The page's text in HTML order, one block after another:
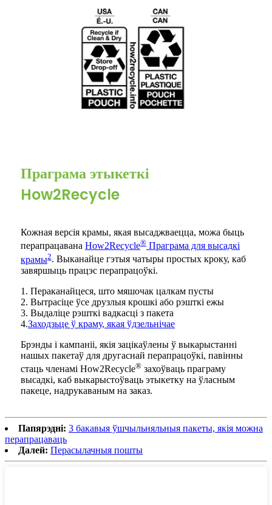
Праграма этыкеткі
How2Recycle
Кожная версія крамы, якая высаджваецца, можа быць
перапрацавана How2Recycle® Праграма для высадкі
крамы2. Выканайце гэтыя чатыры простых кроку, каб
завяршыць працэс перапрацоўкі.
1. Пераканайцеся, што мяшочак цалкам пусты
2. Вытрасіце ўсе друзлыя крошкі або рэшткі ежы
3. Выдаліце ​​рэшткі вадкасці з пакета
4.Заходзьце ў краму, якая ўдзельнічае
Брэнды і кампаніі, якія зацікаўлены ў выкарыстанні
нашых пакетаў для другаснай перапрацоўкі, павінны
стаць членамі How2Recycle® захоўваць праграму
высадкі, каб выкарыстоўваць этыкетку на ўласным
пакеце, надрукаваным на заказ.
Папярэдні: 3 бакавыя ўшчыльняльныя пакеты, якія можна
перапрацаваць
Далей: Перасылачныя пошты